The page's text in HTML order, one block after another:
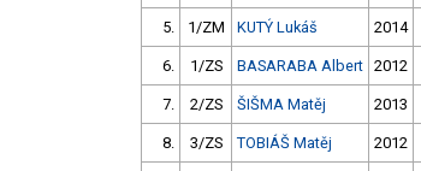
5. 1/ZM KUTÝ Lukáš 2014
6. 1/ZS BASARABA Albert 2012
7. 2/ZS ŠIŠMA Matěj 2013
8. 3/ZS TOBIÁŠ Matěj 2012